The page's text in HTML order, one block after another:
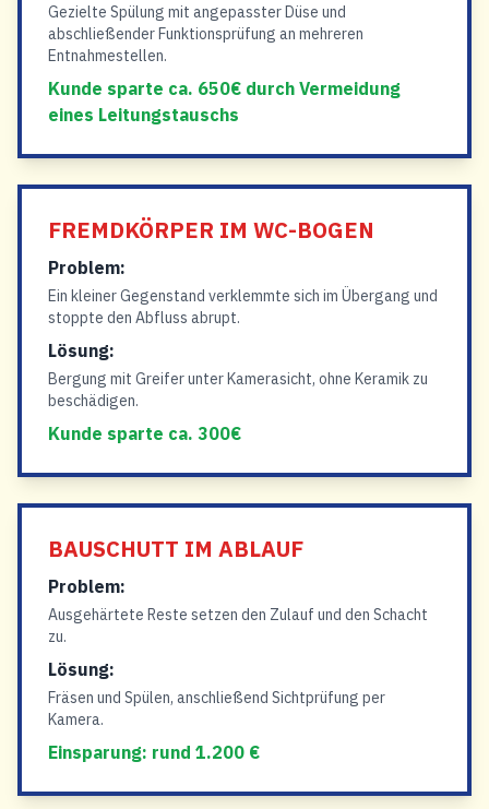
Gezielte Spülung mit angepasster Düse und
abschließender Funktionsprüfung an mehreren
Entnahmestellen.
Kunde sparte ca. 650€ durch Vermeidung
eines Leitungstauschs
FREMDKÖRPER IM WC-BOGEN
Problem:
Ein kleiner Gegenstand verklemmte sich im Übergang und
stoppte den Abfluss abrupt.
Lösung:
Bergung mit Greifer unter Kamerasicht, ohne Keramik zu
beschädigen.
Kunde sparte ca. 300€
BAUSCHUTT IM ABLAUF
Problem:
Ausgehärtete Reste setzen den Zulauf und den Schacht
zu.
Lösung:
Fräsen und Spülen, anschließend Sichtprüfung per
Kamera.
Einsparung: rund 1.200 €